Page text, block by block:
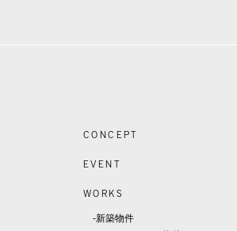
CONCEPT
EVENT
WORKS
-新築物件